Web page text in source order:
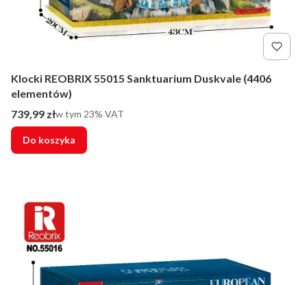
Klocki REOBRIX 55015 Sanktuarium Duskvale (4406
elementów)
Cena brutto
739,99 złw tym %s VAT
w tym 23% VAT
Do koszyka